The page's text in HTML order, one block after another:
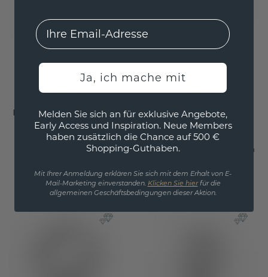
Ehering WH0162L25A
Aquamarin
1.524,- €1.905,- €
Exkl. MwSt. & Zölle
Ehering
WH0101L15BPHRT
weißgold ±5 x Aquamarin
1.551,20 €1.939,- €
Exkl. MwSt. & Zölle
EMail
Ja, ich mache mit
Melden Sie sich an für exklusive Angebote,
Early Access und Inspiration. Neue Members
haben zusätzlich die Chance auf 500 €
Shopping-Guthaben.
Mit Ihrer Anmeldung erklären Sie sich mit dem Erhalt von E-
Mail-Marketing einverstanden. Klicken Sie hierfür die
allgemeinen Geschäftsbedingungen dieser Aktion.